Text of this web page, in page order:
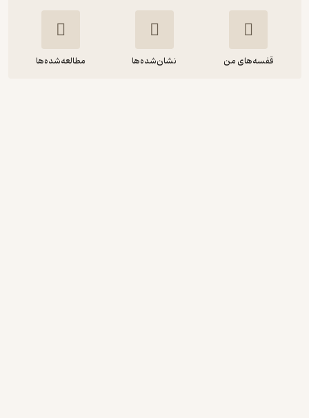
قفسه‌های من نشان‌شده‌ها مطالعه‌شده‌ها